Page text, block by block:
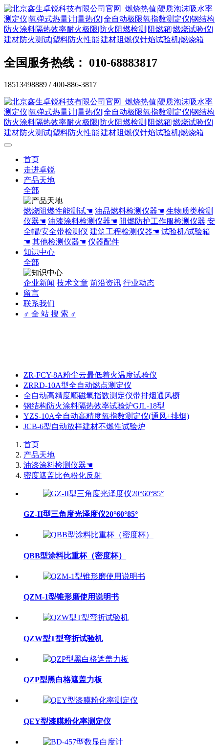
全国服务热线： 010-68883817
18513498889 / 400-886-3817
首页
走进卓锐
产品天地
全部
燃烧阻燃性能测试☚ 油品燃料检测仪器☚ 生物质类检测
仪器☚ 油漆涂料检测仪器☚ 阻燃防护工作服检测仪器 安
全帽/安全带检测仪 建筑工程检测仪器☚ 试验机/试验箱
☚ 其他检测仪器☚ 仪器配件
知识中心
全部
企业新闻 技术文章 前沿资讯 行业动态
留言
联系我们
♂ 全 站 搜 索 ♂
ZR-FCY-8A粉尘云最低着火温度试验仪
ZRRD-10A型全自动燃点测定仪
全自动高精度顺磁氧指数测定仪带排烟通风橱
钢结构防火涂料隔热效率试验炉GJL-18型
YZS-10A全自动高精度氧指数测定仪(通风+排烟)
JCB-6型自动放样建材不燃性试验炉
首页
产品天地
油漆涂料检测仪器☚
密度遮盖比色粉化反射
GZ-II型三角度光泽度仪20°60°85°
QBB型涂料比重杯（密度杯）
QZM-1型锥形磨使用说明书
QZW型T型弯折试验机
QZP型黑白格遮盖力板
QEY型漆膜粉化率测定仪